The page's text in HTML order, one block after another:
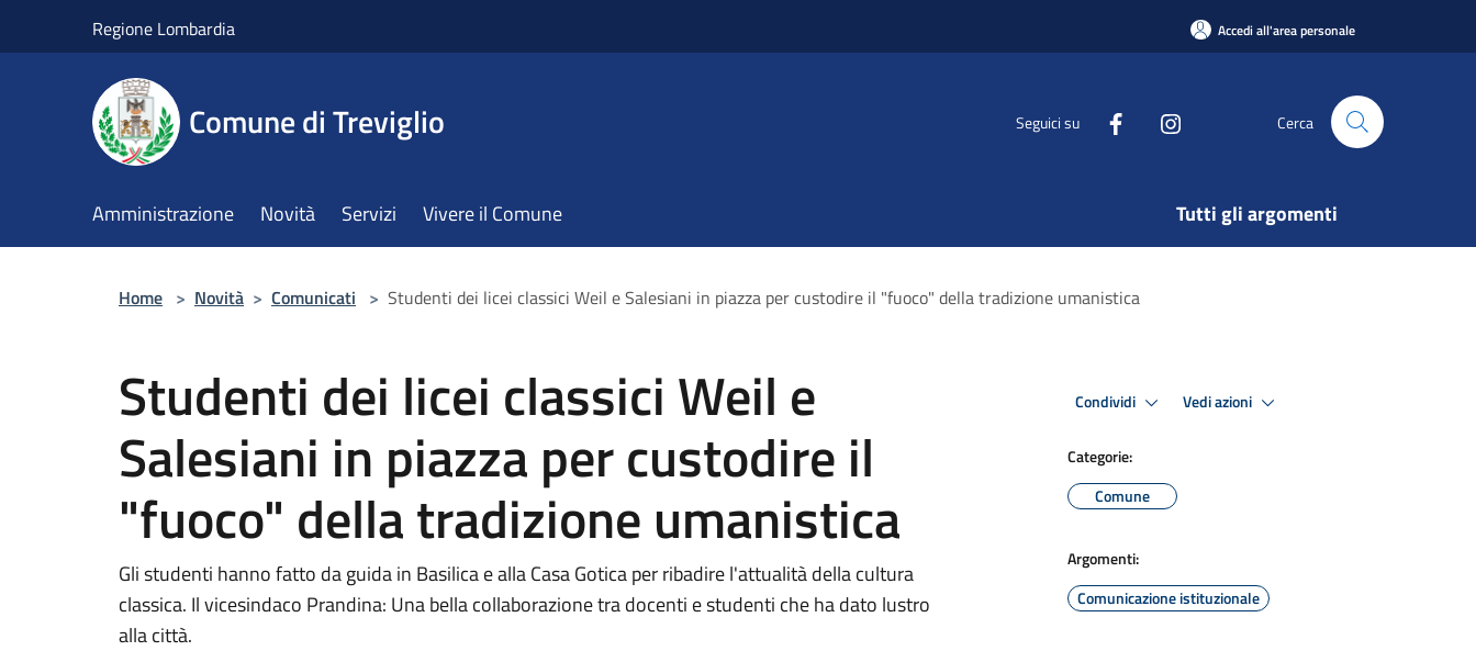
Regione Lombardia Accedi all'area personale
Comune di Treviglio Seguici su Cerca
Amministrazione Novità Servizi Vivere il Comune Tutti gli argomenti
Home > Novità > Comunicati > Studenti dei licei classici Weil e Salesiani in piazza per custodire il "fuoco" della tradizione umanistica
Studenti dei licei classici Weil e
Salesiani in piazza per custodire il
"fuoco" della tradizione umanistica
Gli studenti hanno fatto da guida in Basilica e alla Casa Gotica per ribadire l'attualità della cultura
classica. Il vicesindaco Prandina: Una bella collaborazione tra docenti e studenti che ha dato lustro
alla città.
Condividi Vedi azioni
Categorie:
Comune
Argomenti:
Comunicazione istituzionale